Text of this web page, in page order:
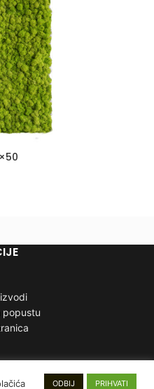
popustu
ODBIJ PRIHVATI